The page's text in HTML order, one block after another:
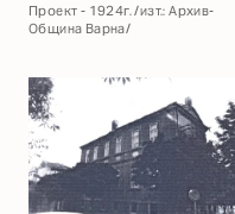
Проект - 1924г. /изт.: Архив-
Община Варна/